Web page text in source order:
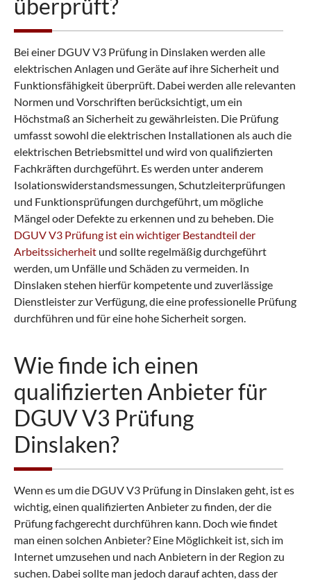
überprüft?
Bei einer DGUV V3 Prüfung in Dinslaken werden alle
elektrischen Anlagen und Geräte auf ihre Sicherheit und
Funktionsfähigkeit überprüft. Dabei werden alle relevanten
Normen und Vorschriften berücksichtigt, um ein
Höchstmaß an Sicherheit zu gewährleisten. Die Prüfung
umfasst sowohl die elektrischen Installationen als auch die
elektrischen Betriebsmittel und wird von qualifizierten
Fachkräften durchgeführt. Es werden unter anderem
Isolationswiderstandsmessungen, Schutzleiterprüfungen
und Funktionsprüfungen durchgeführt, um mögliche
Mängel oder Defekte zu erkennen und zu beheben. Die
DGUV V3 Prüfung ist ein wichtiger Bestandteil der
Arbeitssicherheit und sollte regelmäßig durchgeführt
werden, um Unfälle und Schäden zu vermeiden. In
Dinslaken stehen hierfür kompetente und zuverlässige
Dienstleister zur Verfügung, die eine professionelle Prüfung
durchführen und für eine hohe Sicherheit sorgen.
Wie finde ich einen
qualifizierten Anbieter für
DGUV V3 Prüfung
Dinslaken?
Wenn es um die DGUV V3 Prüfung in Dinslaken geht, ist es
wichtig, einen qualifizierten Anbieter zu finden, der die
Prüfung fachgerecht durchführen kann. Doch wie findet
man einen solchen Anbieter? Eine Möglichkeit ist, sich im
Internet umzusehen und nach Anbietern in der Region zu
suchen. Dabei sollte man jedoch darauf achten, dass der